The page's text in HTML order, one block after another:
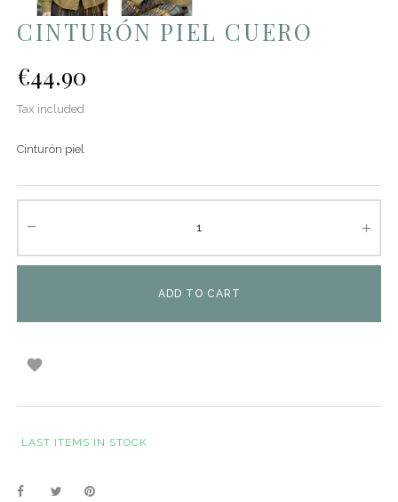
CINTURÓN PIEL CUERO
€44.90
Tax included
Cinturón piel
ADD TO CART

LAST ITEMS IN STOCK